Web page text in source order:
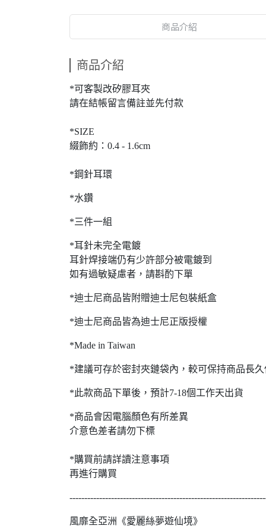
商品介紹
商品介紹
*可客製改矽膠耳夾
請在結帳留言備註並先付款
*SIZE
綴飾約：0.4 - 1.6cm
*鋼針耳環
*水鑽
*三件一組
*耳針未完全電鍍
耳針焊接端仍有少許部分被電鍍到
如有過敏疑慮者，請斟酌下單
*迪士尼商品皆附贈迪士尼包裝紙盒
*迪士尼商品皆為迪士尼正版授權
*Made in Taiwan
*建議可存於密封夾鏈袋內，較可保持商品長
*此款商品下單後，預計7-18個工作天出貨
*商品會因電腦顏色有所差異
介意色差者請勿下標
*購買前請詳讀注意事項
再進行購買
風靡全亞洲《愛麗絲夢遊仙境》